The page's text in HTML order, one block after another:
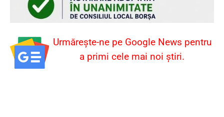
Urmărește-ne pe Google News pentru
a primi cele mai noi știri.